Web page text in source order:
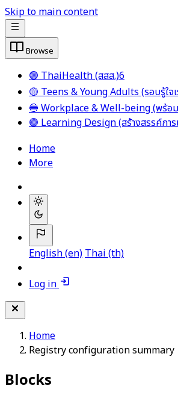
Skip to main content
Browse
🟢 ThaiHealth (สสส.)6
🟡 Teens & Young Adults (รอบรู้ใจเ
🔵 Workplace & Well-being (พร้อ
🟣 Learning Design (สร้างสรรค์การ
Home
More
English ‎(en)‎Thai ‎(th)‎
Log in
Home
Registry configuration summary
Blocks